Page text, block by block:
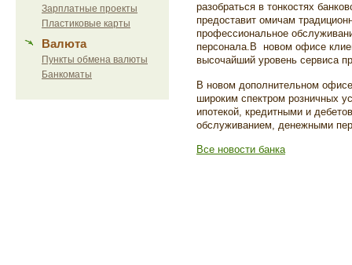
Зарплатные проекты
Пластиковые карты
Валюта
Пункты обмена валюты
Банкоматы
разобраться в тонкостях
предоставит омичам
профессиональное
персонала. В новом офисе
высочайший уровень сервиса
В новом дополнительном
широким спектром розничных
ипотекой, кредитными и
обслуживанием, денежными
Все новости банка